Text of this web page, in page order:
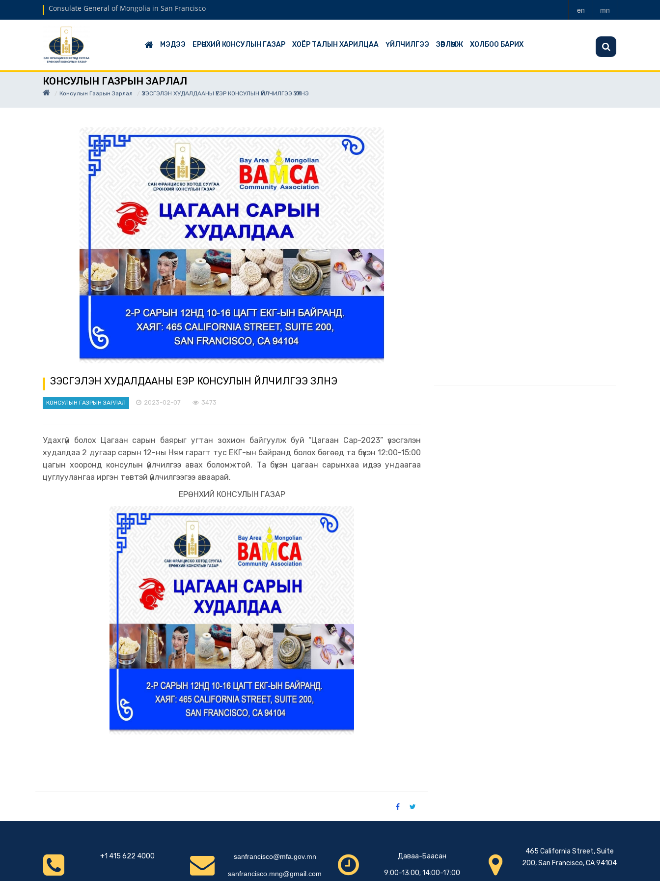
Consulate General of Mongolia in San Francisco en mn
МЭДЭЭ ЕРӨНХИЙ КОНСУЛЫН ГАЗАР ХОЁР ТАЛЫН ХАРИЛЦАА ҮЙЛЧИЛГЭЭ ЗӨВЛӨМЖ ХОЛБОО БАРИХ
КОНСУЛЫН ГАЗРЫН ЗАРЛАЛ
Консулын Газрын Зарлал ҮЗЭСГЭЛЭН ХУДАЛДААНЫ ҮЕЭР КОНСУЛЫН ҮЙЛЧИЛГЭЭ ҮЗҮҮЛНЭ
ҮЗЭСГЭЛЭН ХУДАЛДААНЫ ҮЕЭР КОНСУЛЫН ҮЙЛЧИЛГЭЭ ҮЗҮҮЛНЭ
КОНСУЛЫН ГАЗРЫН ЗАРЛАЛ 2023-02-07 3473
Удахгүй болох Цагаан сарын баярыг угтан зохион байгуулж буй “Цагаан Сар-2023” үзэсгэлэн
худалдаа 2 дугаар сарын 12-ны Ням гарагт тус ЕКГ-ын байранд болох бөгөөд та бүхэн 12:00-15:00
цагын хооронд консулын үйлчилгээ авах боломжтой. Та бүхэн цагаан сарынхаа идээ ундаагаа
цуглуулангаа иргэн төвтэй үйлчилгээгээ аваарай.
ЕРӨНХИЙ КОНСУЛЫН ГАЗАР
+1 415 622 4000 sanfrancisco@mfa.gov.mn
sanfrancisco.mng@gmail.com
Даваа-Баасан
9:00-13:00; 14:00-17:00
465 California Street, Suite
200, San Francisco, CA 94104